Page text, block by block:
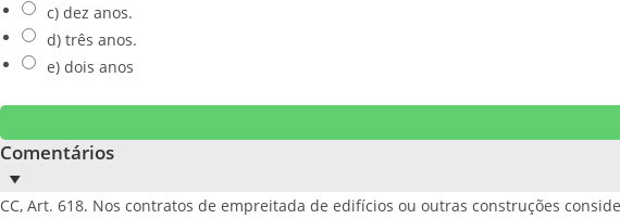
c) dez anos.
d) três anos.
e) dois anos
Comentários
CC, Art. 618. Nos contratos de empreitada de edifícios ou outras construções